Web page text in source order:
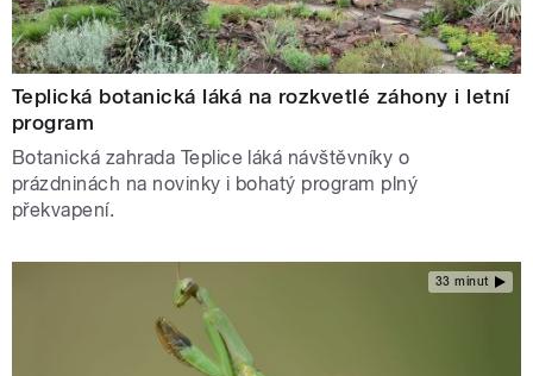
Teplická botanická láká na rozkvetlé záhony i letní
program
Botanická zahrada Teplice láká návštěvníky o
prázdninách na novinky i bohatý program plný
překvapení.
33 minut